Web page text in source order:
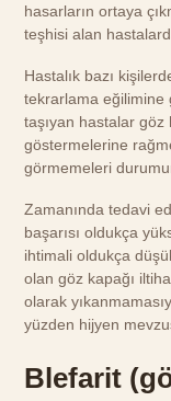
hasarların ortaya
teşhisi alan
Hastalık bazı
tekrarlama eğilimine
taşıyan hastalar
göstermelerine
görmemeleri
Zamanında tedavi
başarısı oldukça
ihtimali oldukça
olan göz kapağı
olarak
yüzden hijyen
Blefarit